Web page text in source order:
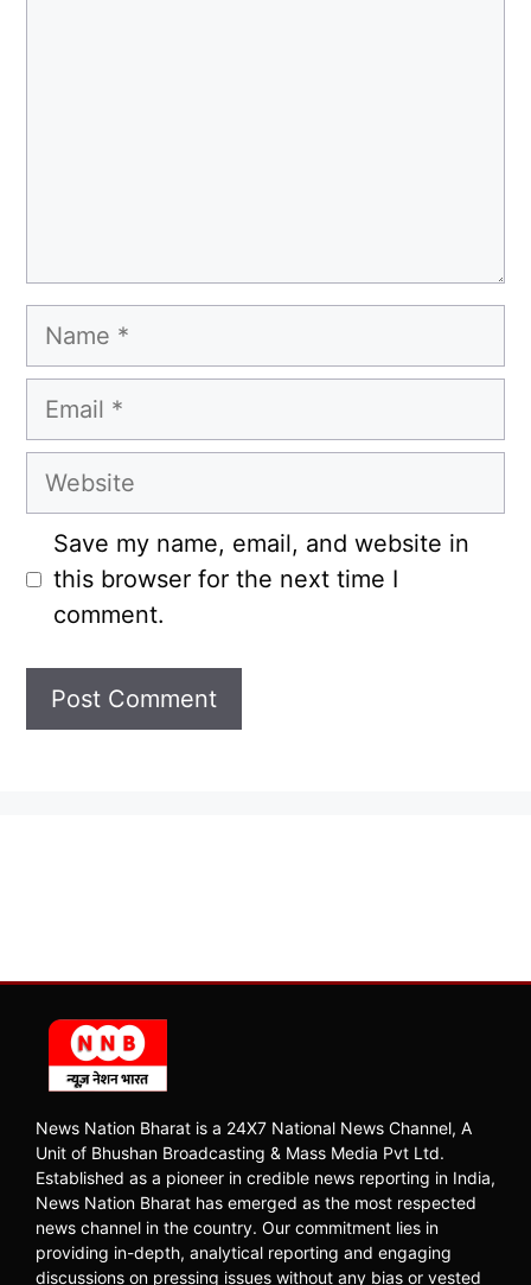
Name
Email
Website
Save my name, email, and website in
this browser for the next time I
comment.
News Nation Bharat is a 24X7 National News Channel, A
Unit of Bhushan Broadcasting & Mass Media Pvt Ltd.
Established as a pioneer in credible news reporting in India,
News Nation Bharat has emerged as the most respected
news channel in the country. Our commitment lies in
providing in-depth, analytical reporting and engaging
discussions on pressing issues without any bias or vested